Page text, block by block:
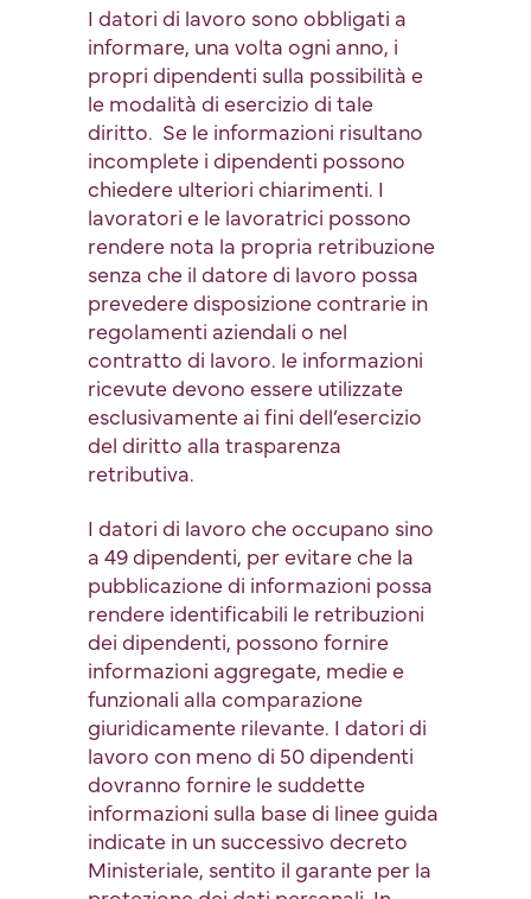
I datori di lavoro sono obbligati a
informare, una volta ogni anno, i
propri dipendenti sulla possibilità e
le modalità di esercizio di tale
diritto. Se le informazioni risultano
incomplete i dipendenti possono
chiedere ulteriori chiarimenti. I
lavoratori e le lavoratrici possono
rendere nota la propria retribuzione
senza che il datore di lavoro possa
prevedere disposizione contrarie in
regolamenti aziendali o nel
contratto di lavoro. le informazioni
ricevute devono essere utilizzate
esclusivamente ai fini dell’esercizio
del diritto alla trasparenza
retributiva.
I datori di lavoro che occupano sino
a 49 dipendenti, per evitare che la
pubblicazione di informazioni possa
rendere identificabili le retribuzioni
dei dipendenti, possono fornire
informazioni aggregate, medie e
funzionali alla comparazione
giuridicamente rilevante. I datori di
lavoro con meno di 50 dipendenti
dovranno fornire le suddette
informazioni sulla base di linee guida
indicate in un successivo decreto
Ministeriale, sentito il garante per la